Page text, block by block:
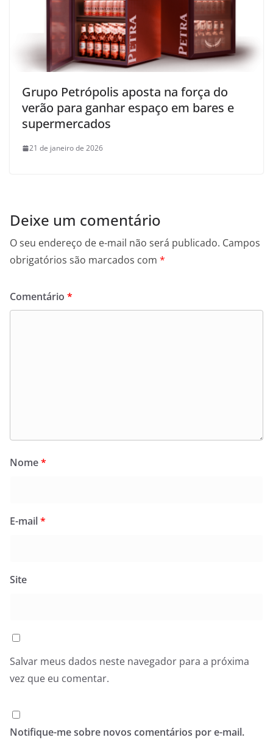
Grupo Petrópolis aposta na força do
verão para ganhar espaço em bares e
supermercados
21 de janeiro de 2026
Deixe um comentário
O seu endereço de e-mail não será publicado. Campos
obrigatórios são marcados com *
Comentário *
Nome*
E-mail*
Site
Salvar meus dados neste navegador para a próxima
vez que eu comentar.
Notifique-me sobre novos comentários por e-mail.